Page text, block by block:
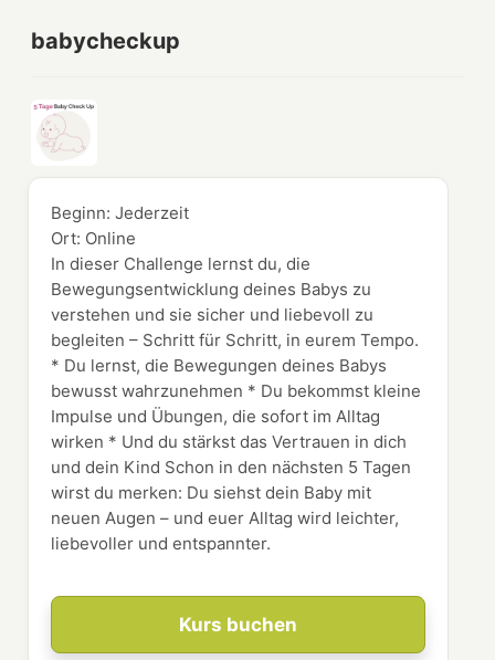
babycheckup
Kurs buchen
Beginn:Jederzeit
Ort: Online
In dieser Challenge lernst du, die
Bewegungsentwicklung deines Babys zu
verstehen und sie sicher und liebevoll zu
begleiten – Schritt für Schritt, in eurem Tempo.
* Du lernst, die Bewegungen deines Babys
bewusst wahrzunehmen * Du bekommst kleine
Impulse und Übungen, die sofort im Alltag
wirken * Und du stärkst das Vertrauen in dich
und dein Kind Schon in den nächsten 5 Tagen
wirst du merken: Du siehst dein Baby mit
neuen Augen – und euer Alltag wird leichter,
liebevoller und entspannter.